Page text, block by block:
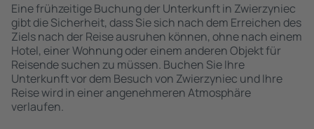
Eine frühzeitige Buchung der Unterkunft in Zwierzyniec
gibt die Sicherheit, dass Sie sich nach dem Erreichen des
Ziels nach der Reise ausruhen können, ohne nach einem
Hotel, einer Wohnung oder einem anderen Objekt für
Reisende suchen zu müssen. Buchen Sie Ihre
Unterkunft vor dem Besuch von Zwierzyniec und Ihre
Reise wird in einer angenehmeren Atmosphäre
verlaufen.